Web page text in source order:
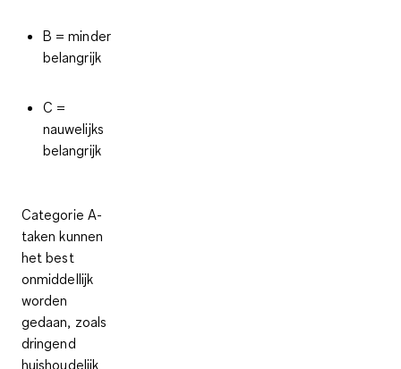
B = minder
belangrijk
C =
nauwelijks
belangrijk
Categorie A-
taken kunnen
het best
onmiddellijk
worden
gedaan, zoals
dringend
huishoudelijk